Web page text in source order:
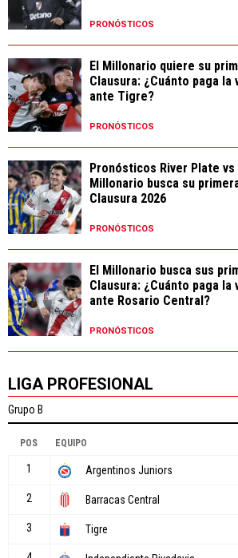
PRONÓSTICOS
El Millonario quiere su
Clausura: ¿Cuánto paga
ante Tigre?
PRONÓSTICOS
Pronósticos River Plate
Millonario busca su
Clausura 2026
PRONÓSTICOS
El Millonario busca sus
Clausura: ¿Cuánto paga
ante Rosario Central?
PRONÓSTICOS
LIGA PROFESIONAL